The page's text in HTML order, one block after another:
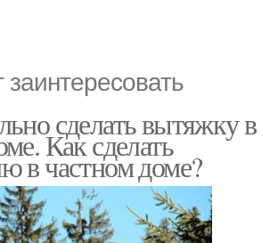
сделать вытяжку в
Как сделать
в частном доме?